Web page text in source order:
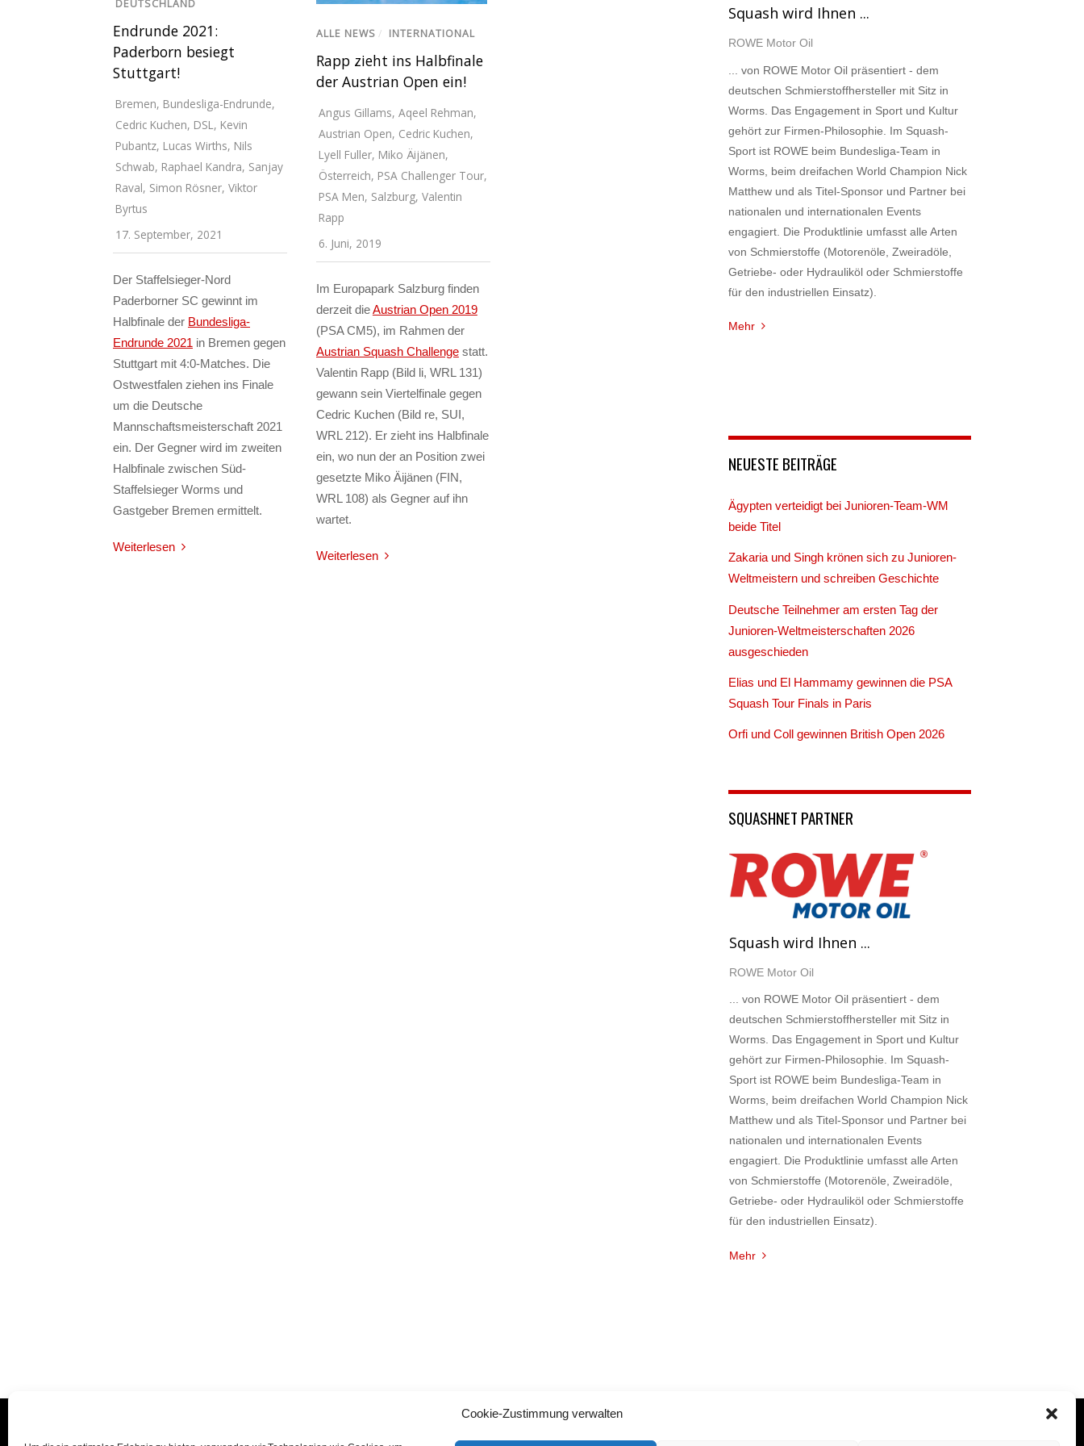
Cookie-Zustimmung verwalten
DEUTSCHLAND
Endrunde 2021:
Paderborn besiegt
Stuttgart!
Bremen, Bundesliga-Endrunde,
Cedric Kuchen, DSL, Kevin
Pubantz, Lucas Wirths, Nils
Schwab, Raphael Kandra, Sanjay
Raval, Simon Rösner, Viktor
Byrtus
17. September, 2021
Der Staffelsieger-Nord
Paderborner SC gewinnt im
Halbfinale der Bundesliga-
Endrunde 2021 in Bremen gegen
Stuttgart mit 4:0-Matches. Die
Ostwestfalen ziehen ins Finale
um die Deutsche
Mannschaftsmeisterschaft 2021
ein. Der Gegner wird im zweiten
Halbfinale zwischen Süd-
Staffelsieger Worms und
Gastgeber Bremen ermittelt.
Weiterlesen
ALLE NEWS / INTERNATIONAL
Rapp zieht ins Halbfinale
der Austrian Open ein!
Angus Gillams, Aqeel Rehman,
Austrian Open, Cedric Kuchen,
Lyell Fuller, Miko Äijänen,
Österreich, PSA Challenger Tour,
PSA Men, Salzburg, Valentin
Rapp
6. Juni, 2019
Im Europapark Salzburg finden
derzeit dieAustrian Open 2019
(PSA CM5), im Rahmen der
Austrian Squash Challengestatt.
Valentin Rapp (Bild li, WRL 131)
gewann sein Viertelfinale gegen
Cedric Kuchen (Bild re, SUI,
WRL 212). Er zieht ins Halbfinale
ein, wo nun der an Position zwei
gesetzte Miko Äijänen (FIN,
WRL 108) als Gegner auf ihn
wartet.
Weiterlesen
Squash wird Ihnen ...
ROWE Motor Oil
... von ROWE Motor Oil präsentiert - dem
deutschen Schmierstoffhersteller mit Sitz in
Worms. Das Engagement in Sport und Kultur
gehört zur Firmen-Philosophie. Im Squash-
Sport ist ROWE beim Bundesliga-Team in
Worms, beim dreifachen World Champion Nick
Matthew und als Titel-Sponsor und Partner bei
nationalen und internationalen Events
engagiert. Die Produktlinie umfasst alle Arten
von Schmierstoffe (Motorenöle, Zweiradöle,
Getriebe- oder Hydrauliköl oder Schmierstoffe
für den industriellen Einsatz).
Mehr
NEUESTE BEITRÄGE
Ägypten verteidigt bei Junioren-Team-WM
beide Titel
Zakaria und Singh krönen sich zu Junioren-
Weltmeistern und schreiben Geschichte
Deutsche Teilnehmer am ersten Tag der
Junioren-Weltmeisterschaften 2026
ausgeschieden
Elias und El Hammamy gewinnen die PSA
Squash Tour Finals in Paris
Orfi und Coll gewinnen British Open 2026
SQUASHNET PARTNER
Squash wird Ihnen ...
ROWE Motor Oil
... von ROWE Motor Oil präsentiert - dem
deutschen Schmierstoffhersteller mit Sitz in
Worms. Das Engagement in Sport und Kultur
gehört zur Firmen-Philosophie. Im Squash-
Sport ist ROWE beim Bundesliga-Team in
Worms, beim dreifachen World Champion Nick
Matthew und als Titel-Sponsor und Partner bei
nationalen und internationalen Events
engagiert. Die Produktlinie umfasst alle Arten
von Schmierstoffe (Motorenöle, Zweiradöle,
Getriebe- oder Hydrauliköl oder Schmierstoffe
für den industriellen Einsatz).
Mehr